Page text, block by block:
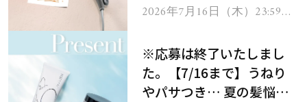
ヘアドライヤー ジュエル
2026年7月16日（木）23:59ま
※応募は終了いたしまし
た。【7/16まで】うねり
やパサつき… 夏の髪悩み